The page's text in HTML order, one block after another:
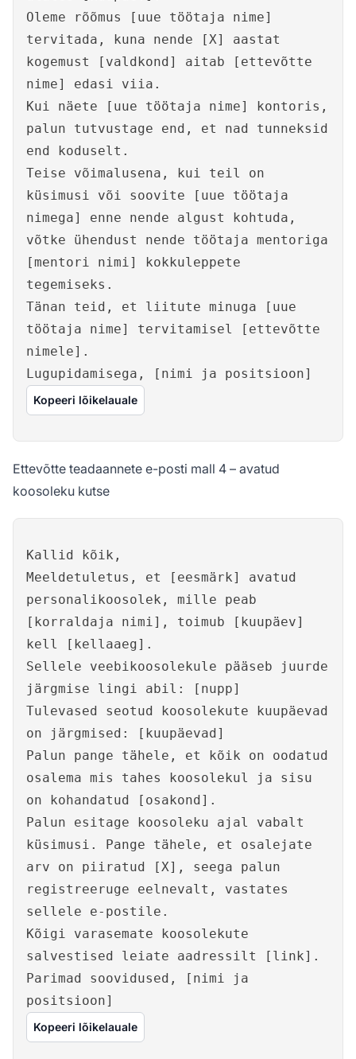
Oleme rõõmus [uue töötaja nime]
tervitada, kuna nende [X] aastat
kogemust [valdkond] aitab [ettevõtte
nime] edasi viia.
Kui näete [uue töötaja nime] kontoris,
palun tutvustage end, et nad tunneksid
end koduselt.
Teise võimalusena, kui teil on
küsimusi või soovite [uue töötaja
nimega] enne nende algust kohtuda,
võtke ühendust nende töötaja mentoriga
[mentori nimi] kokkuleppete
tegemiseks.
Tänan teid, et liitute minuga [uue
töötaja nime] tervitamisel [ettevõtte
nimele].
Lugupidamisega, [nimi ja positsioon]
Kopeeri lõikelauale
Ettevõtte teadaannete e-posti mall 4 – avatud
koosoleku kutse
Kallid kõik,
Meeldetuletus, et [eesmärk] avatud
personalikoosolek, mille peab
[korraldaja nimi], toimub [kuupäev]
kell [kellaaeg].
Sellele veebikoosolekule pääseb juurde
järgmise lingi abil: [nupp]
Tulevased seotud koosolekute kuupäevad
on järgmised: [kuupäevad]
Palun pange tähele, et kõik on oodatud
osalema mis tahes koosolekul ja sisu
on kohandatud [osakond].
Palun esitage koosoleku ajal vabalt
küsimusi. Pange tähele, et osalejate
arv on piiratud [X], seega palun
registreeruge eelnevalt, vastates
sellele e-postile.
Kõigi varasemate koosolekute
salvestised leiate aadressilt [link].
Parimad soovidused, [nimi ja
positsioon]
Kopeeri lõikelauale